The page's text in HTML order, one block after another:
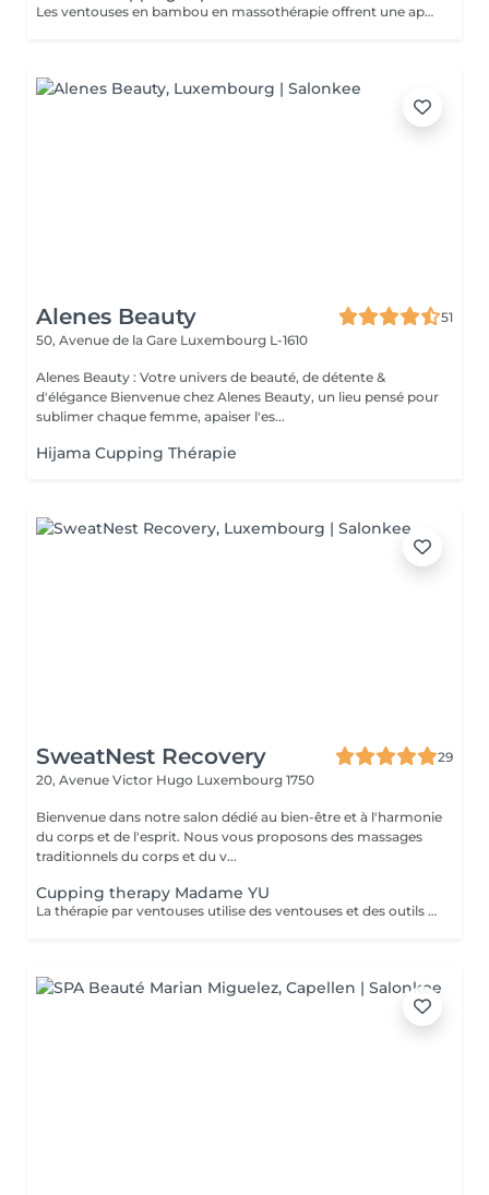
Les ventouses en bambou en massothérapie offrent une approche naturelle, douce et non invasive pour le soin du corps Elles agissent en profondeur tout en respectant les tissus, sans provoquer de douleur ni de marques. Bienfaits principaux : Stimulent la microcirculation sanguine et améliorent l'oxygénation des tissus Favorisent la récupération musculaire et réduisent les tensions, notamment au niveau du dos et de la nuque Produisent un effet de drainage lymphatique, aidant à diminuer les dèmes Améliorent la tonicité et l'élasticité de la peau Induisent une relaxation profonde, bénéfique en cas de stress Grâce aux propriétés naturelles du bambou, le massage se caractérise par un glissement fluide et une pression maîtrisée, garantissant un soin confortable et non traumatique. Contre-indications : Affections cutanées inflammatoires, varices, hypertension artérielle sévère, fragilité vasculaire.
Alenes Beauty
51
50, Avenue de la Gare Luxembourg L-1610
Alenes Beauty : Votre univers de beauté, de détente &
d'élégance Bienvenue chez Alenes Beauty, un lieu pensé pour
sublimer chaque femme, apaiser l'es...
Hijama Cupping Thérapie
SweatNest Recovery
29
20, Avenue Victor Hugo Luxembourg 1750
Bienvenue dans notre salon dédié au bien-être et à l'harmonie
du corps et de l'esprit. Nous vous proposons des massages
traditionnels du corps et du v...
Cupping therapy Madame YU
La thérapie par ventouses utilise des ventouses et des outils qui, par combustion, expulsent l'air de l'intérieur des ventouses, créant une pression négative qui permet aux ventouses d'adhérer aux points d'acupuncture ou à la surface de la peau où la thérapie par ventouses doit être effectuée, produisant ainsi une stimulation. Pour ce faire, à la fois en prévention et en traitement, la peau au niveau du site d'application des ventouses devient congestionnée et il y a stase sanguine Cupping therapy uses cups and tools employing combustion to expel air from inside the cups, creating negative pressure that causes the cups to adhere to acuponts or the skin surface where cupping is to be performed, thus producing stimulation,to achieve both prevention and treatment, the skin at the cupping site will become congested,and blood stasis.